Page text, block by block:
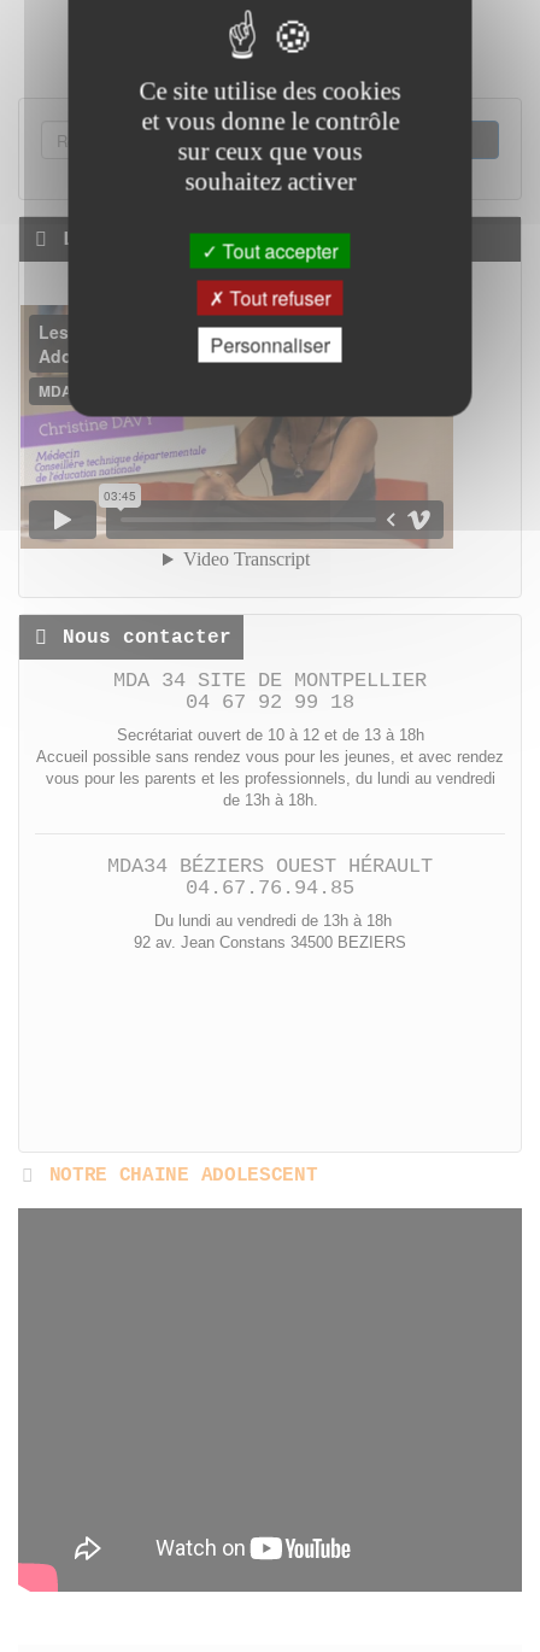
FORMULAIRE
RECHERCHE
La MDA 34 en vidéo
Nous contacter
MDA 34 SITE DE MONTPELLIER
04 67 92 99 18
Secrétariat ouvert de 10 à 12 et de 13 à 18h
Accueil possible sans rendez vous pour les jeunes, et avec rendez
vous pour les parents et les professionnels, du lundi au vendredi
de 13h à 18h.
MDA34 BÉZIERS OUEST HÉRAULT
04.67.76.94.85
Du lundi au vendredi de 13h à 18h
92 av. Jean Constans 34500 BEZIERS
NOTRE CHAINE ADOLESCENT
Ce site utilise des cookies
et vous donne le contrôle
sur ceux que vous
souhaitez activer
Tout accepter
Tout refuser
Personnaliser